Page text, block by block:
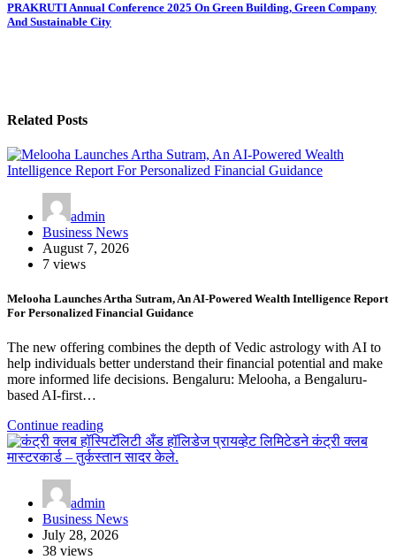
PRAKRUTI Annual Conference 2025 On Green Building, Green Company
And Sustainable City
Related Posts
admin
Business News
August 7, 2026
7 views
Melooha Launches Artha Sutram, An AI-Powered Wealth Intelligence Report
For Personalized Financial Guidance
The new offering combines the depth of Vedic astrology with AI to
help individuals better understand their financial potential and make
more informed life decisions. Bengaluru: Melooha, a Bengaluru-
based AI-first…
Continue reading
admin
Business News
July 28, 2026
38 views